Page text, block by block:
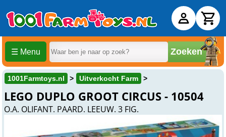
☰ Menu Zoeken
1001Farmtoys.nl Uitverkocht Farm
LEGO DUPLO GROOT CIRCUS - 10504
O.A. OLIFANT. PAARD. LEEUW. 3 FIG.